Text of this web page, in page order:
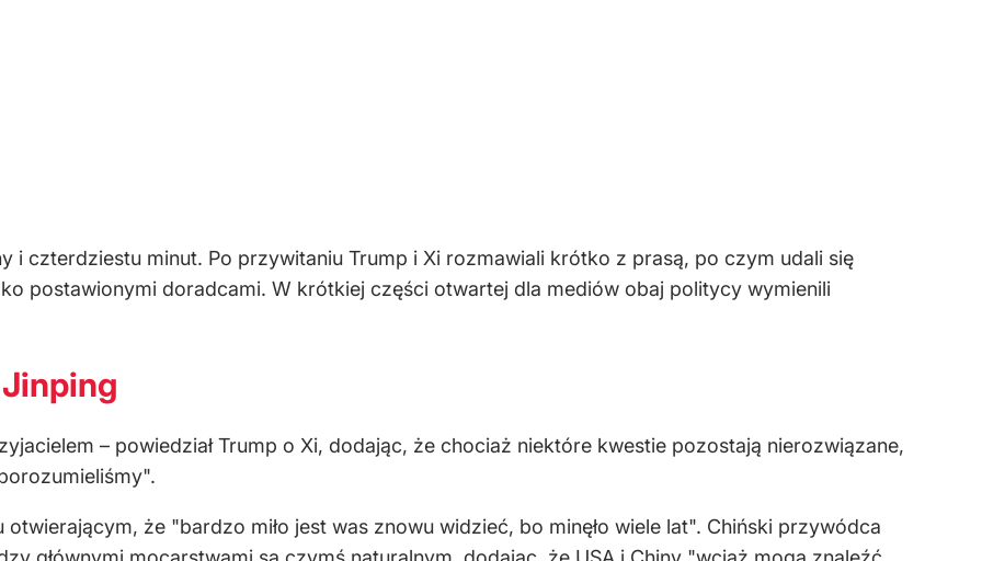
i czterdziestu minut. Po przywitaniu Trump i Xi rozmawiali krótko z prasą, po czym udali się
postawionymi doradcami. W krótkiej części otwartej dla mediów obaj politycy wymienili
– powiedział Trump o Xi, dodając, że chociaż niektóre kwestie pozostają nierozwiązane,
że "bardzo miło jest was znowu widzieć, bo minęło wiele lat". Chiński przywódca